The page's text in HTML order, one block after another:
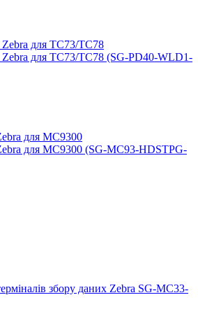
Zebra для TC73/TC78
Zebra для TC73/TC78 (SG-PD40-WLD1-
для MC9300
для MC9300 (SG-MC93-HDSTPG-
збору даних Zebra SG-MC33-